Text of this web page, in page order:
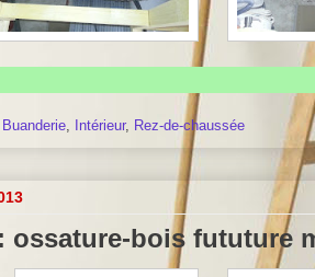
Buanderie Intérieur, Rez-de-chaussée
ossature-bois fututure